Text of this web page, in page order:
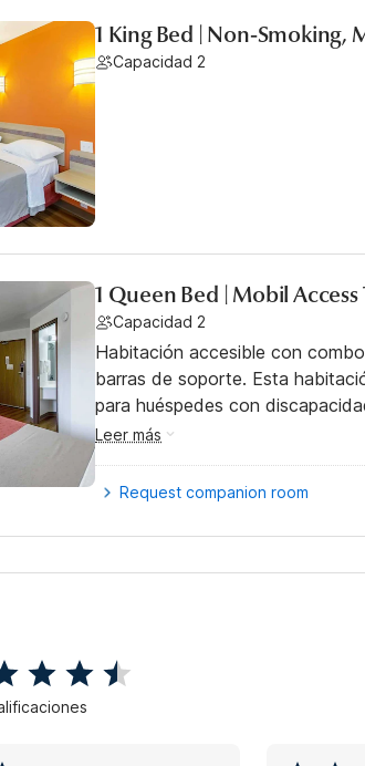
1 King Bed | Non-Smoking,
Capacidad 2
1 Queen Bed | Mobil
Capacidad 2
Habitación accesible con
barras de soporte. Esta
para huéspedes con
Leer más
Request companion room